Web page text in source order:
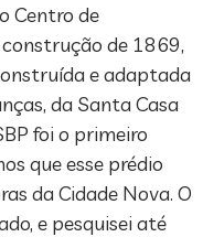
Centro de
de 1869,
e adaptada
da Santa Casa
foi o primeiro
que esse prédio
da Cidade Nova. O
e pesquisei até